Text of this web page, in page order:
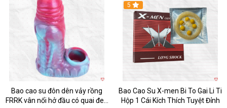
Bao cao su đôn dên vảy rồng
FRRK vân nổi hở đầu có quai đeo
Hot
5
Bao Cao Su X-men Bi To Gai Li Ti
Hộp 1 Cái Kích Thích Tuyệt Đỉnh